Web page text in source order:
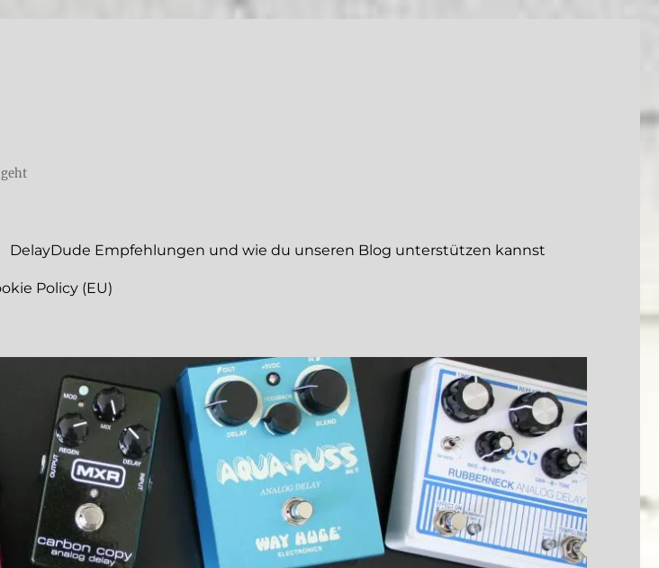
DelayDude Empfehlungen und wie du unseren Blog unterstützen kannst
Policy (EU)